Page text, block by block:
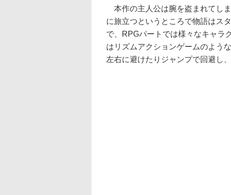
本作の主人公は腕を盗まれてし
に旅立つというところで物語はス
で、RPGパートでは様々なキャラ
はリズムアクションゲームのよう
左右に避けたりジャンプで回避し